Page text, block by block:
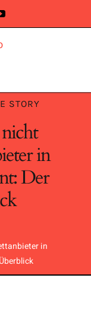
STORY
in
Der
in